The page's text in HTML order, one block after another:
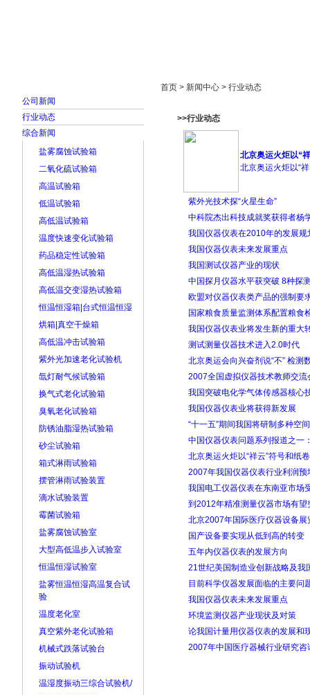
公司新闻
行业动态
综合新闻
盐雾腐蚀试验箱
二氧化硫试验箱
高温试验箱
低温试验箱
高低温试验箱
温度快速变化试验箱
药品稳定性试验箱
高低温湿热试验箱
高低温交变湿热试验箱
恒温恒湿箱|台式恒温恒湿
烘箱|真空干燥箱
高低温冲击试验箱
紫外光加速老化试验机
氙灯耐气候试验箱
换气式老化试验箱
臭氧老化试验箱
防锈油脂湿热试验箱
砂尘试验箱
箱式淋雨试验箱
摆管淋雨试验装置
滴水试验装置
霉菌试验箱
盐雾腐蚀试验室
大型高低温步入试验室
恒温恒湿试验室
盐雾恒温恒湿高温复合试
验
温度老化室
真空紫外老化试验箱
机械式跌落试验台
振动试验机
温湿度振动三综合试验机/
首页 > 新闻中心 > 行业动态
>>行业动态
北京奥运火炬以“
北京奥运火炬以“
紫外光技术探“火星生命”
中科院杰出科技成就奖获得者杨
我国仪器仪表在2010年的发展规
我国仪器仪表未来发展重点
我国测试仪器产业的现状
中国探月仪器水平获突破 8种探
欧盟对仪器仪表类产品的强制要
国家粮食质量监测体系配置粮食
我国仪器仪表业将发生新的重大
测试测量仪器技术进入2.0时代
北京奥运会向兴奋剂说“不” 检测
2007全国虚拟仪器技术教师交流
我国突破电化学气体传感器核心
我国仪器仪表业将获得新发展
“十一五”期间我国将研制多种空
中国仪器仪表问题系列报道之一
北京奥运火炬以“祥云”符号和纸
2007年我国仪器仪表行业利润预
我国电工仪器仪表在东南亚市场
到2012年精准测量仪器市场有望
北京2007年国际医疗仪器设备展
国产设备要实现从低到高的转变
五年内仪器仪表的发展方向
21世纪美国制造业创新战略及我
目前科学仪器发展面临的主要问
我国仪器仪表未来发展重点
环境监测仪器产业现状及对策
论我国计量用仪器仪表的发展和
2007年中国医疗器械行业研究咨